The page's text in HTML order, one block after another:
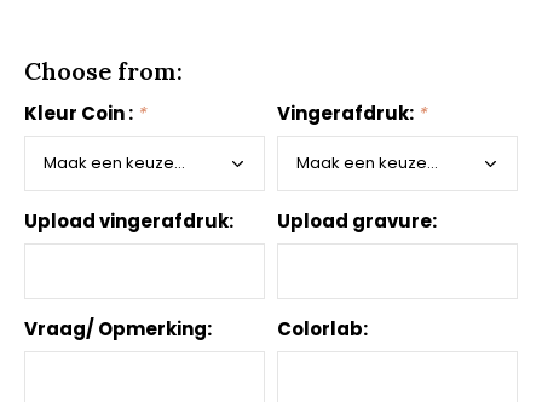
Choose from:
Kleur Coin : * Vingerafdruk: *
Upload vingerafdruk: Upload gravure:
Vraag/ Opmerking: Colorlab: